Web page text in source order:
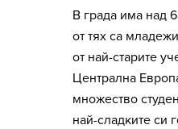
В града има над
от тях са
от най-старите
Централна
множество
най-сладките си